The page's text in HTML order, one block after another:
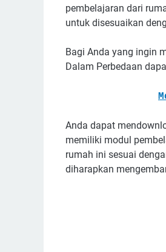
pembelajaran dari
untuk disesuaikan
Bagi Anda yang ingin
Dalam Perbedaan
Anda dapat
memiliki modul
rumah ini sesuai
diharapkan